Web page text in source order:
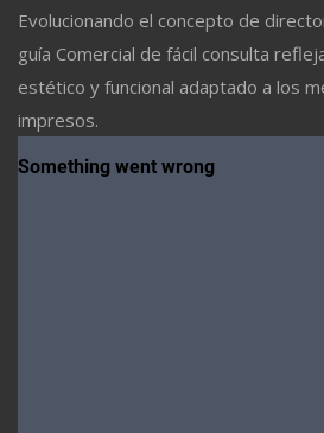
Evolucionando el concepto de
guía Comercial de fácil consulta
estético y funcional adaptado a los
impresos.